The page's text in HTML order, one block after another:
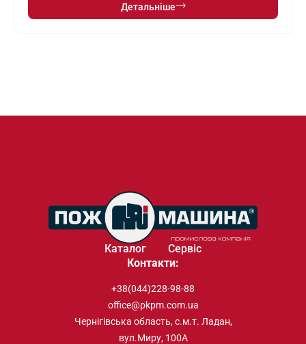
Детальніше
Каталог
Сервіс
Контакти:
+38(044)228-98-88
office@pkpm.com.ua
Чернігівська область, с.м.т. Ладан,
вул.Миру, 100А